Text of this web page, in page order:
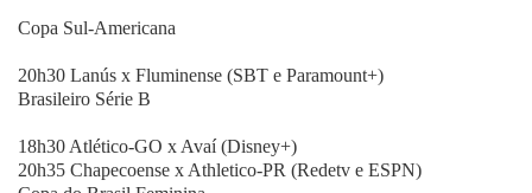
Copa Sul-Americana
20h30 Lanús x Fluminense (SBT e Paramount+)
Brasileiro Série B
18h30 Atlético-GO x Avaí (Disney+)
20h35 Chapecoense x Athletico-PR (Redetv e ESPN)